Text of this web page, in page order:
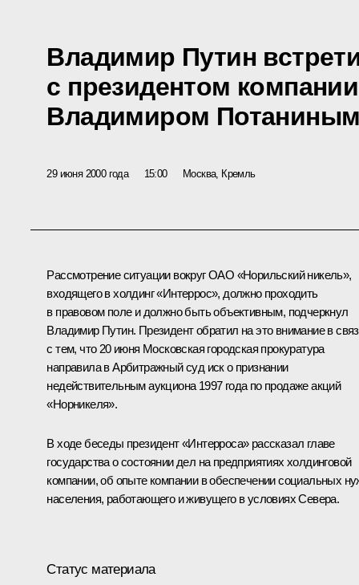
Владимир Путин
с президентом
Владимиром
29 июня 2000 года 15:00 Москва, Кремль
Рассмотрение ситуации вокруг ОАО «Норильский никель»,
входящего в холдинг «Интеррос», должно проходить
в правовом поле и должно быть объективным, подчеркнул
Владимир Путин. Президент обратил на это внимание в
с тем, что 20 июня Московская городская прокуратура
направила в Арбитражный суд иск о признании
недействительным аукциона 1997 года по продаже акций
«Норникеля».
В ходе беседы президент «Интерроса» рассказал главе
государства о состоянии дел на предприятиях холдинговой
компании, об опыте компании в обеспечении социальных
населения, работающего и живущего в условиях Севера.
Статус материала